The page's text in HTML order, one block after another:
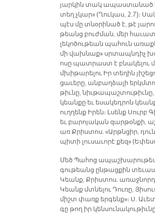
յար­կին տակ ա­պաս­տա­նած
տեղ չկար» (Ղու­կաս, 2.7)։
պէս մը տնօ­րի­նած է, թէ
թեանց բուժ­ման, մեր
լե­կո­ծու­թեան պա­հուն
մի վախ­նաք» սրտապն­դիչ
ո­սը պատ­րաստ է բնա­կե­լու
մխի­թա­րե­լու Իր տե­ղին
ցա­ւե­րը, ան­բաղ­ձա­լի
թիւ­նը,
կեան­քը եւ ե­սա­կեդ­րոն
ուղ­ղենք Ի­րեն։ Լսենք
եւ բա­րո­յա­կան զար­թօն­քի,
առ Քրիս­տոս. «Արթն­ցիր,
պի­տի լու­սա­ւո­րէ քեզ»
Մեծ Պա­հոց
գու­թեանց ըն­թաց­քին
Կեանք, Քրիս­տոս. ա­ռաջ­նոր­դէ
Կեանք մտնե­լու Դու­ռը,
միշտ փառք եր­գենք»։ Ս.
գը թող իր